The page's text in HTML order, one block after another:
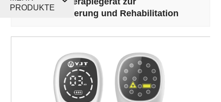
Schmerzlinderung und Rehabilitation
PRODUKTE